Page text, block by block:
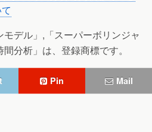
モデル」,「スーパーボリンジャ
分析」は、登録商標です。
Pin Mail